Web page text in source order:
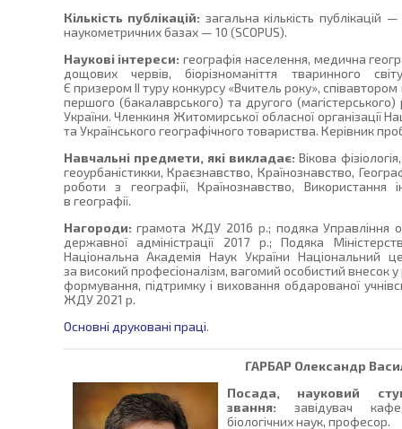
Кількість публікацій: загальна кількість публікацій
наукометричних базах — 10 (SCOPUS).
Наукові інтереси: географія населення, медична
дощових червів, біорізноманіття тваринного
Є призером ІІ туру конкурсу «Вчитель року»,
першого (бакалаврського) та другого
України. Членкиня Житомирської обласної організації
та Українського географічного товариства. Керівник
Навчальні предмети, які викладає: Вікова
геоурбаністикки, Краєзнавство, Країнознавство,
роботи з географії, Країнознавство, Використання
в географії.
Нагороди: грамота ЖДУ 2016 р.; подяка Управління
державної адміністрації 2017 р.; Подяка
Національна Академія Наук України Національний
за високий професіоналізм, вагомий особистий внесок у
формування, підтримку і виховання обдарованої
ЖДУ 2021 р.
Основні друковані праці.
ГАРБАР Олександр
Посада, науковий
звання: завідувач
біологічних наук, професор.